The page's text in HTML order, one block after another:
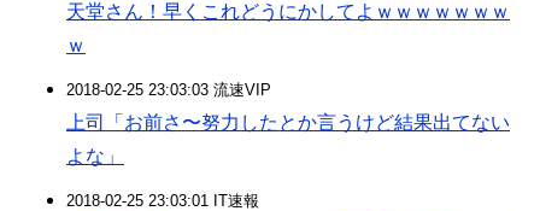
天堂さん！早くこれどうにかしてよｗｗｗｗｗｗｗ
ｗ
2018-02-25 23:03:03 流速VIP
上司「お前さ〜努力したとか言うけど結果出てない
よな」
2018-02-25 23:03:01 IT速報